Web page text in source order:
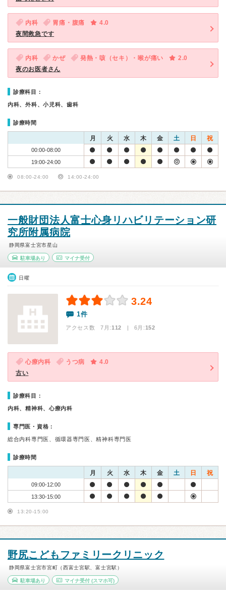
内科 胃痛・腹痛
4.0
夜間救急です
内科 かぜ 発熱・咳（セキ）・喉が痛い
2.0
夜のお医者さん
診療科目：
内科、外科、小児科、歯科
診療時間
月 火 水 木 金 土 日 祝
00:00-08:00
19:00-24:00
08:00-24:00 14:00-24:00
一般財団法人富士心身リハビリテーション研
究所附属病院
静岡県富士宮市星山
駐車場あり マイナ受付
日曜
3.24
1件
アクセス数 7月:112 | 6月:152
心療内科 うつ病
4.0
古い
診療科目：
内科、精神科、心療内科
専門医・資格：
総合内科専門医、循環器専門医、精神科専門医
診療時間
月 火 水 木 金 土 日 祝
09:00-12:00
13:30-15:00
13:20-15:00
野尻こどもファミリークリニック
静岡県富士宮市宮町（西富士宮駅、富士宮駅）
駐車場あり マイナ受付(スマホ可)